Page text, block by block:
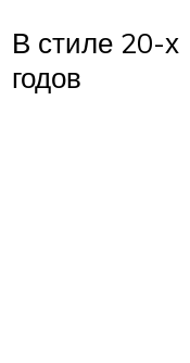
В стиле 20-х
годов